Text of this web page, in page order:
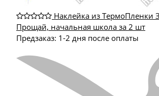
Наклейка из ТермоПленки
Прощай, начальная школа за 2 шт
Предзаказ: 1-2 дня после оплаты